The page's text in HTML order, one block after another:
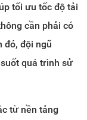
tối ưu tốc độ tải
cần phải có
đó, đội ngũ
quá trình sử
từ nền tảng